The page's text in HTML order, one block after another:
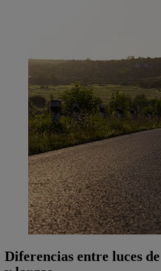
Diferencias entre luces